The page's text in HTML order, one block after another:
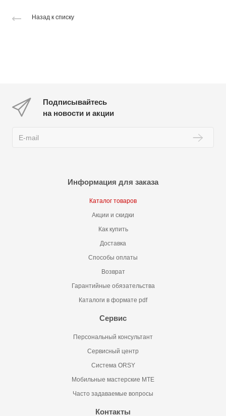
Назад к списку
Подписывайтесь
на новости и акции
Информация для заказа
Каталог товаров
Акции и скидки
Как купить
Доставка
Способы оплаты
Возврат
Гарантийные обязательства
Каталоги в формате pdf
Сервис
Персональный консультант
Сервисный центр
Система ORSY
Мобильные мастерские MTE
Часто задаваемые вопросы
Контакты